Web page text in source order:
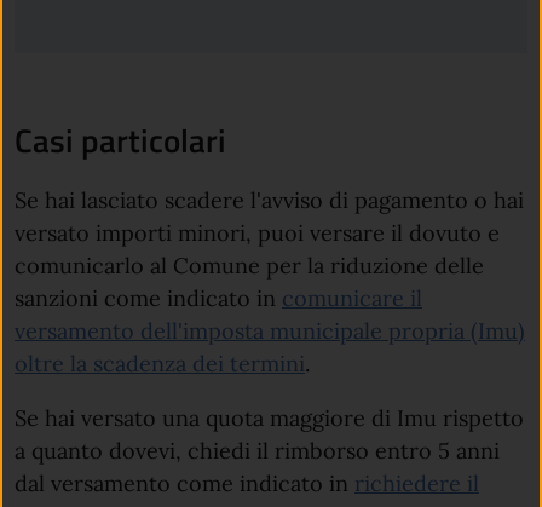
Casi particolari
Se hai lasciato scadere l'avviso di pagamento o hai
versato importi minori, puoi versare il dovuto e
comunicarlo al Comune per la riduzione delle
sanzioni come indicato in comunicare il
versamento dell'imposta municipale propria (Imu)
oltre la scadenza dei termini.
Se hai versato una quota maggiore di Imu rispetto
a quanto dovevi, chiedi il rimborso entro 5 anni
dal versamento come indicato in richiedere il